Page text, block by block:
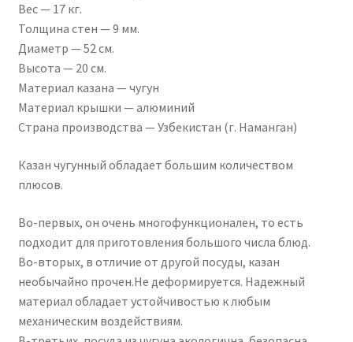
Вес — 17 кг.
Толщина стен — 9 мм.
Диаметр — 52 см.
Высота — 20 см.
Материал казана — чугун
Материал крышки — алюминий
Страна производства — Узбекистан (г. Наманган)
Казан чугунный обладает большим количеством
плюсов.
Во-первых, он очень многофункционален, то есть
подходит для приготовления большого числа блюд.
Во-вторых, в отличие от другой посуды, казан
необычайно прочен.Не деформируется. Надежный
материал обладает устойчивостью к любым
механическим воздействиям.